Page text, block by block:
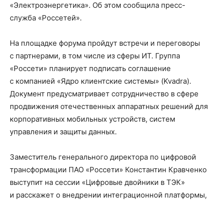
«Электроэнергетика». Об этом сообщила пресс-
служба «Россетей».
На площадке форума пройдут встречи и переговоры
с партнерами, в том числе из сферы ИТ. Группа
«Россети» планирует подписать соглашение
с компанией «Ядро клиентские системы» (Kvadra).
Документ предусматривает сотрудничество в сфере
продвижения отечественных аппаратных решений для
корпоративных мобильных устройств, систем
управления и защиты данных.
Заместитель генерального директора по цифровой
трансформации ПАО «Россети» Константин Кравченко
выступит на сессии «Цифровые двойники в ТЭК»
и расскажет о внедрении интеграционной платформы,